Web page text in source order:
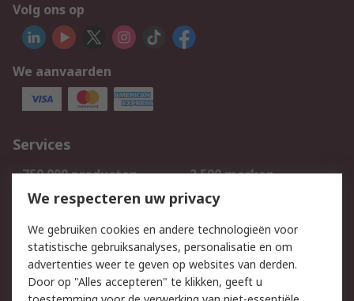
Volg ons op
We aanvaarden
Services
750.000 producten
2.500 merken
Bestellen
Inkoopoplossingen
Track & Trace
Wettelijk
We respecteren uw privacy
We gebruiken cookies en andere technologieën voor
statistische gebruiksanalyses, personalisatie en om
advertenties weer te geven op websites van derden.
Door op "Alles accepteren" te klikken, geeft u